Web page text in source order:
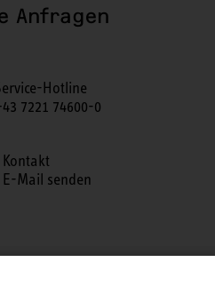
Anfragen
Hotline
7221 74600-0
Kontakt
E-Mail senden